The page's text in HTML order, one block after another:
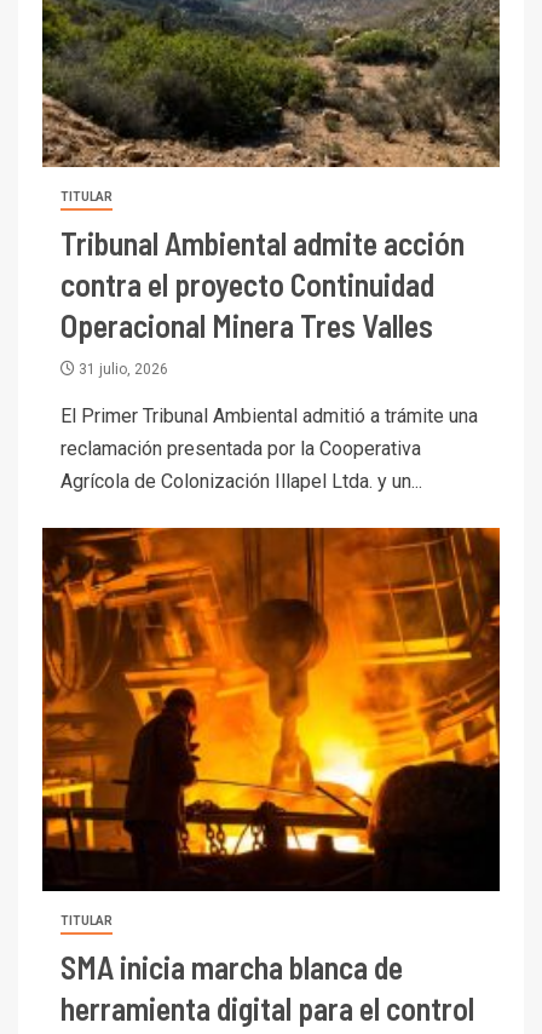
TITULAR
Tribunal Ambiental admite acción
contra el proyecto Continuidad
Operacional Minera Tres Valles
31 julio, 2026
El Primer Tribunal Ambiental admitió a trámite una
reclamación presentada por la Cooperativa
Agrícola de Colonización Illapel Ltda. y un...
TITULAR
SMA inicia marcha blanca de
herramienta digital para el control